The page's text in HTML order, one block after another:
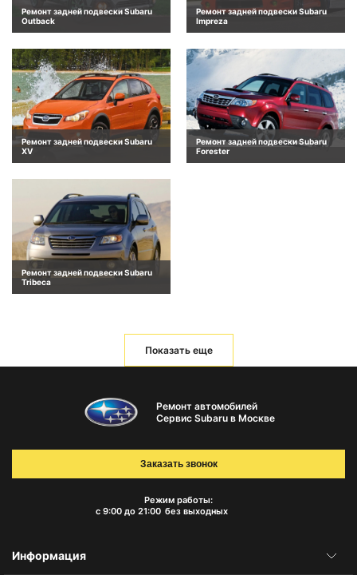
Ремонт задней подвески Subaru
Outback
Ремонт задней подвески Subaru
Impreza
Ремонт задней подвески Subaru
XV
Ремонт задней подвески Subaru
Forester
Ремонт задней подвески Subaru
Tribeca
Показать еще
Ремонт автомобилей
Сервис Subaru в Москве
Режим работы:
с 9:00 до 21:00 без выходных
Заказать звонок
Информация